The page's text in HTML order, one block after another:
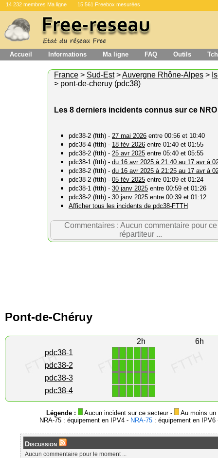
14 232 membres Ma ligne 15 561 Freebox mesurées
Accueil Informations Ma ligne FAQ Outils
France > Sud-Est>Auvergne Rhône-Alpes >
> pont-de-cheruy (pdc38)
Les 8 derniers incidents connus sur ce NRO
pdc38-2 (ftth) - 27 mai 2026 entre 00:56 et 10:40
pdc38-4 (ftth) - 18 fév 2026 entre 01:40 et 01:55
pdc38-2 (ftth) - 25 avr 2025 entre 05:40 et 05:55
pdc38-1 (ftth) - du 16 avr 2025 à 21:40 au 17 avr à
pdc38-2 (ftth) - du 16 avr 2025 à 21:25 au 17 avr à
pdc38-2 (ftth) - 05 fév 2025 entre 01:09 et 01:24
pdc38-1 (ftth) - 30 janv 2025 entre 00:59 et 01:26
pdc38-2 (ftth) - 30 janv 2025 entre 00:39 et 01:12
Afficher tous les incidents de pdc38-FTTH
Commentaires : Aucun commentaire pour ce
répartiteur ...
Pont-de-Chéruy
2h
6h
pdc38-1
pdc38-2
pdc38-3
pdc38-4
Légende : Aucun incident sur ce secteur -
Au moins
NRA-75 : équipement en IPV4 - NRA-75 : équipement en
Discussion
Aucun commentaire pour le moment ...